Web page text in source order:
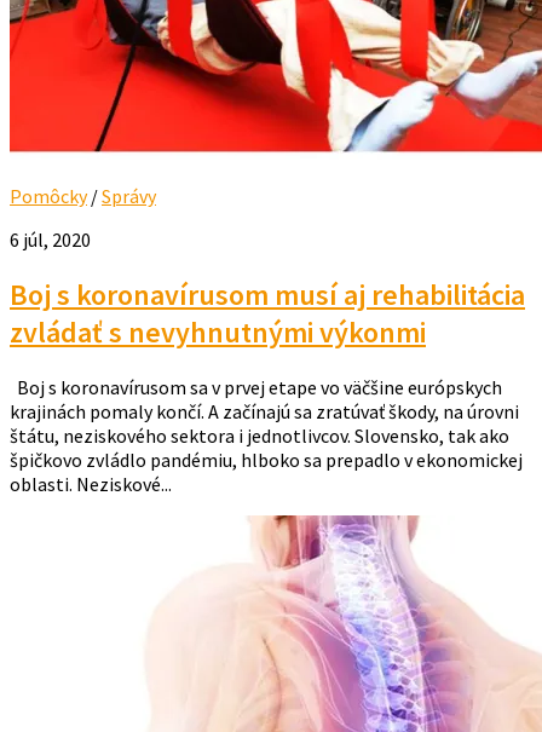
Pomôcky/Správy
6 júl, 2020
Boj s koronavírusom musí aj rehabilitácia
zvládať s nevyhnutnými výkonmi
Boj s koronavírusom sa v prvej etape vo väčšine európskych
krajinách pomaly končí. A začínajú sa zratúvať škody, na úrovni
štátu, neziskového sektora i jednotlivcov. Slovensko, tak ako
špičkovo zvládlo pandémiu, hlboko sa prepadlo v ekonomickej
oblasti. Neziskové...